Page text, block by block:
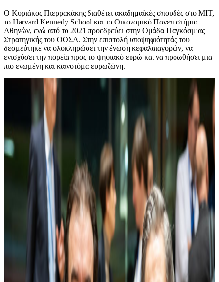
Ο Κυριάκος Πιερρακάκης διαθέτει ακαδημαϊκές σπουδές στο MIT,
το Harvard Kennedy School και το Οικονομικό Πανεπιστήμιο
Αθηνών, ενώ από το 2021 προεδρεύει στην Ομάδα Παγκόσμιας
Στρατηγικής του ΟΟΣΑ. Στην επιστολή υποψηφιότητάς του
δεσμεύτηκε να ολοκληρώσει την ένωση κεφαλαιαγορών, να
ενισχύσει την πορεία προς το ψηφιακό ευρώ και να προωθήσει μια
πιο ενωμένη και καινοτόμα ευρωζώνη.